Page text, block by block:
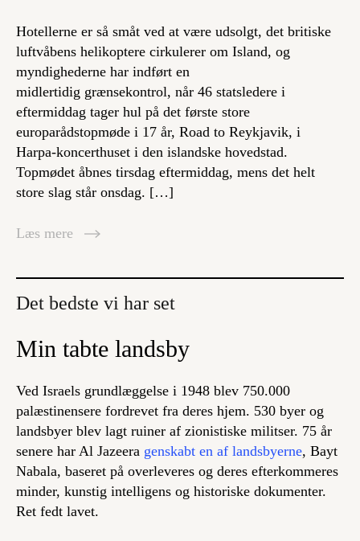
Hotellerne er så småt ved at være udsolgt, det britiske
luftvåbens helikoptere cirkulerer om Island, og
myndighederne har indført en
midlertidig grænsekontrol, når 46 statsledere i
eftermiddag tager hul på det første store
europarådstopmøde i 17 år, Road to Reykjavik, i
Harpa-koncerthuset i den islandske hovedstad.
Topmødet åbnes tirsdag eftermiddag, mens det helt
store slag står onsdag. […]
Læs mere
Det bedste vi har set
Min tabte landsby
Ved Israels grundlæggelse i 1948 blev 750.000
palæstinensere fordrevet fra deres hjem. 530 byer og
landsbyer blev lagt ruiner af zionistiske militser. 75 år
senere har Al Jazeera genskabt en af landsbyerne, Bayt
Nabala, baseret på overleveres og deres efterkommeres
minder, kunstig intelligens og historiske dokumenter.
Ret fedt lavet.